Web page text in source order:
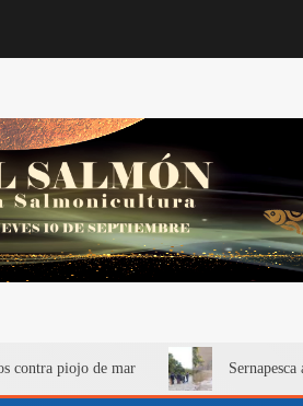
contra piojo de mar